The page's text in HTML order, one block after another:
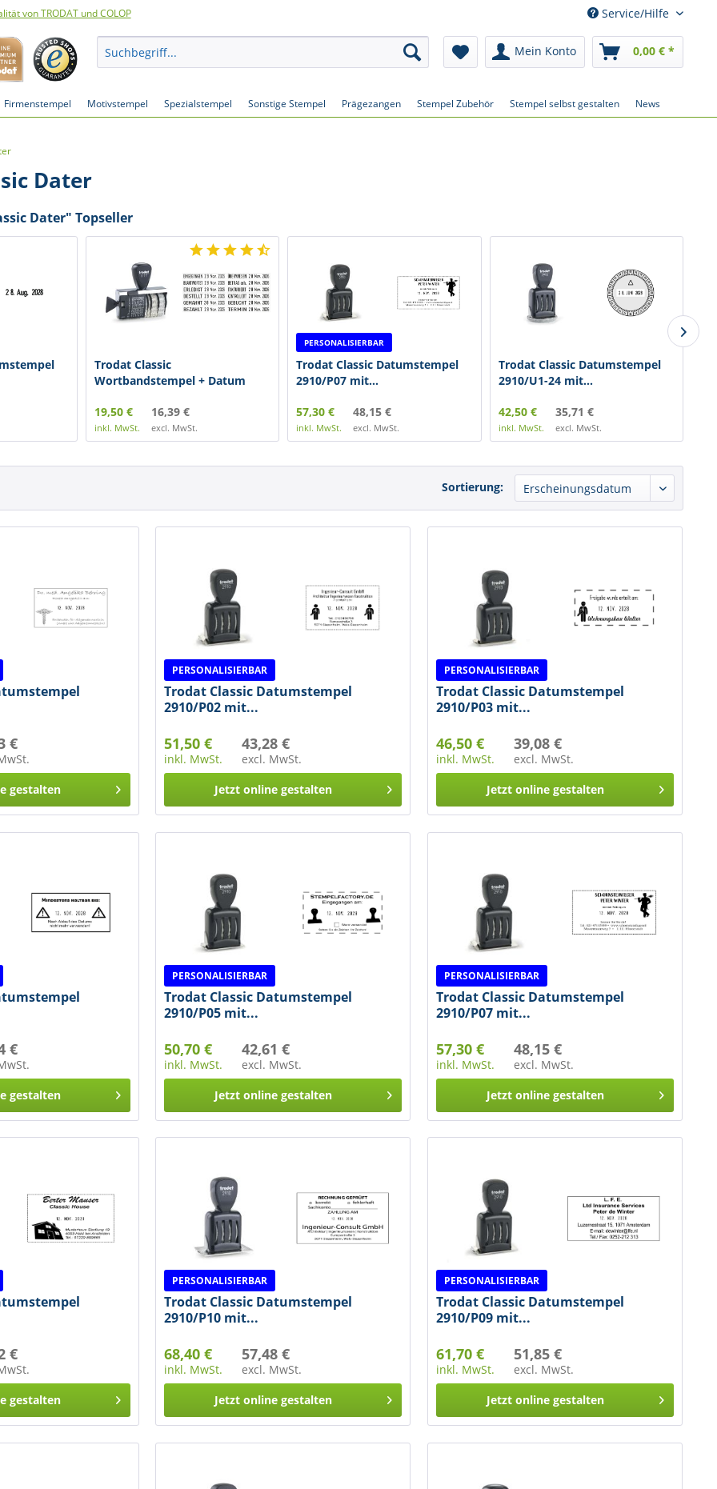
von TRODAT und COLOP Service/Hilfe
Mein Konto 0,00 € *
Firmenstempel Motivstempel Spezialstempel Sonstige Stempel Prägezangen Stempel Zubehör Stempel selbst gestalten News
Dater
Dater" Topseller
Trodat Classic
Wortbandstempel + Datum
19,50 €
inkl. MwSt.
16,39 €
excl. MwSt.
PERSONALISIERBAR
Trodat Classic Datumstempel
2910/P07 mit...
57,30 €
inkl. MwSt.
48,15 €
excl. MwSt.
Trodat Classic Datumstempel
2910/U1-24 mit...
42,50 €
inkl. MwSt.
35,71 €
excl. MwSt.
Sortierung:
€
gestalten
PERSONALISIERBAR
Trodat Classic Datumstempel
2910/P02 mit...
51,50 €
inkl. MwSt.
43,28 €
excl. MwSt.
Jetzt online gestalten
PERSONALISIERBAR
Trodat Classic Datumstempel
2910/P03 mit...
46,50 €
inkl. MwSt.
39,08 €
excl. MwSt.
Jetzt online gestalten
€
gestalten
PERSONALISIERBAR
Trodat Classic Datumstempel
2910/P05 mit...
50,70 €
inkl. MwSt.
42,61 €
excl. MwSt.
Jetzt online gestalten
PERSONALISIERBAR
Trodat Classic Datumstempel
2910/P07 mit...
57,30 €
inkl. MwSt.
48,15 €
excl. MwSt.
Jetzt online gestalten
€
gestalten
PERSONALISIERBAR
Trodat Classic Datumstempel
2910/P10 mit...
68,40 €
inkl. MwSt.
57,48 €
excl. MwSt.
Jetzt online gestalten
PERSONALISIERBAR
Trodat Classic Datumstempel
2910/P09 mit...
61,70 €
inkl. MwSt.
51,85 €
excl. MwSt.
Jetzt online gestalten